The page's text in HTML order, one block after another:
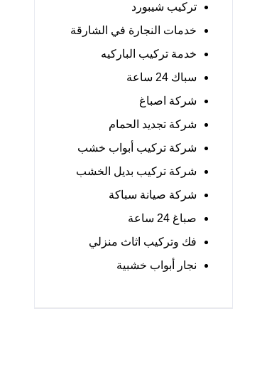
تركيب شيبورد
خدمات النجارة في الشارقة
خدمة تركيب الباركيه
سباك 24 ساعة
شركة اصباغ
شركة تجديد الحمام
شركة تركيب أبواب خشب
شركة تركيب بديل الخشب
شركة صيانة سباكة
صباغ 24 ساعة
فك وتركيب اثاث منزلي
نجار أبواب خشبية